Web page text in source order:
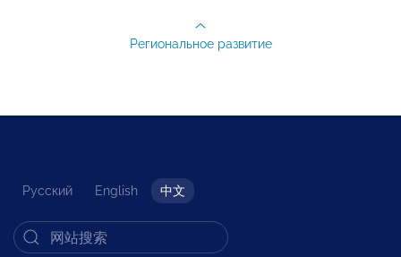
Региональное развитие
Русский English 中文